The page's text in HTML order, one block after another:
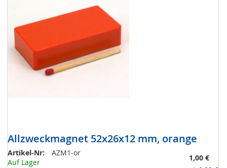
Allzweckmagnet 52x26x12 mm, orange
Artikel-Nr:
AZM1-or
Auf Lager
1,00 €